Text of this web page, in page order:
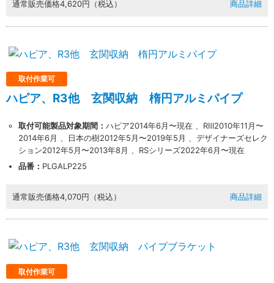
通常販売価格4,620円（税込） 商品詳細
取付作業可
ハピア、R3他 玄関収納 楕円アルミパイプ
取付可能製品対象期間： ハピア2014年6月〜現在 、RⅢ2010年11月〜
2014年6月 、日本の樹2012年5月〜2019年5月 、デザイナーズセレク
ション2012年5月〜2013年8月 、RSシリーズ2022年6月〜現在
品番： PLGALP225
通常販売価格4,070円（税込） 商品詳細
取付作業可
業者様向け商品とは
取付方法説明書や埋木などの同梱品が付属してい
ない商品です。
同梱品が必要な場合は、「※業者様向け」と記載の
ない商品をご購入ください。